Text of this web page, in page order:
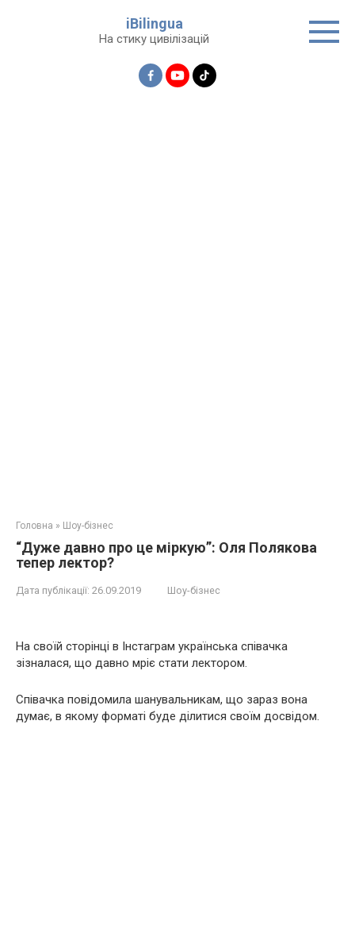
iBilingua
На стику цивілізацій
Головна » Шоу-бізнес
“Дуже давно про це міркую”: Оля Полякова
тепер лектор?
Дата публікації: 26.09.2019 Шоу-бізнес
На своїй сторінці в Інстаграм українська співачка
зізналася, що давно мріє стати лектором.
Співачка повідомила шанувальникам, що зараз вона
думає, в якому форматі буде ділитися своїм досвідом.